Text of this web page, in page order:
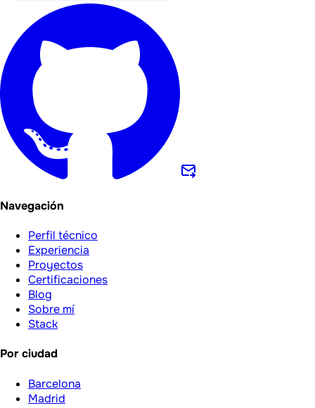
Navegación
Perfil técnico
Experiencia
Proyectos
Certificaciones
Blog
Sobre mí
Stack
Por ciudad
Barcelona
Madrid